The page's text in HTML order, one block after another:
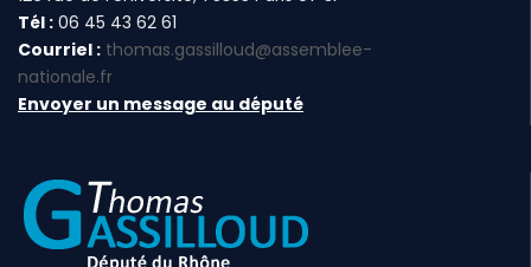
Tél : 06 45 43 62 61
Courriel : thomas.gassilloud@assemblee-
nationale.fr
Envoyer un message au député